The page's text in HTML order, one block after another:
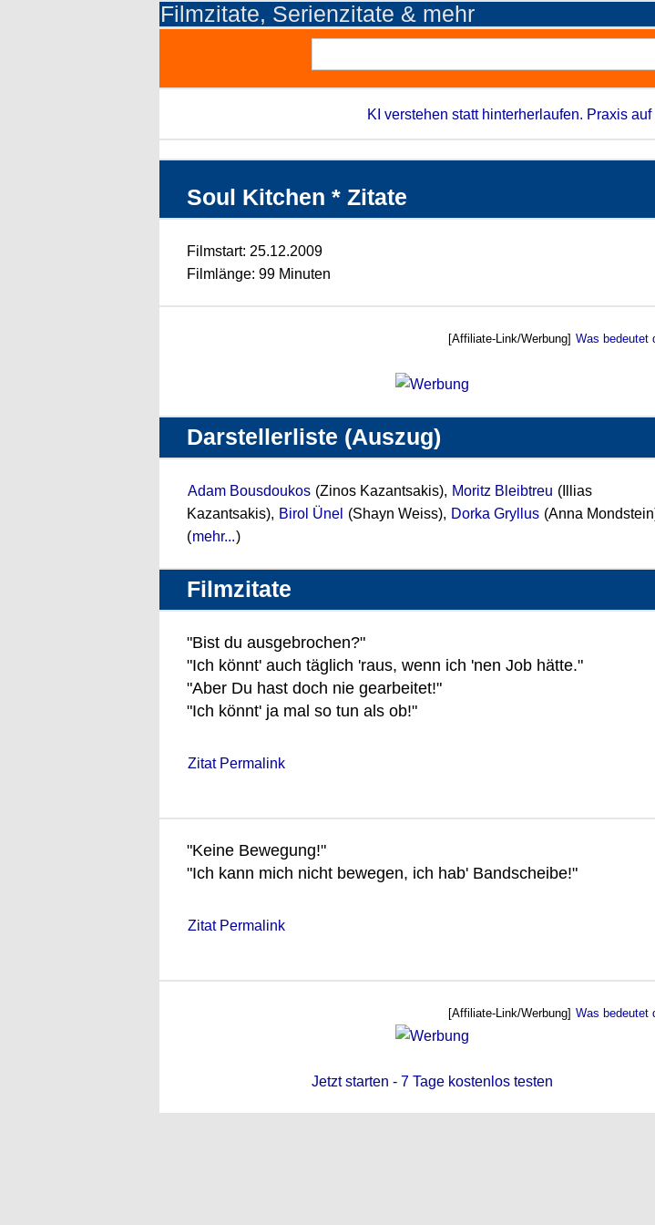
Filmzitate, Serienzitate & mehr
KI verstehen statt hinterherlaufen. Praxis
Soul Kitchen * Zitate
Filmstart: 25.12.2009
Filmlänge: 99 Minuten
[Affiliate-Link/Werbung] Was bedeutet
Darstellerliste (Auszug)
Adam Bousdoukos (Zinos Kazantsakis), Moritz Bleibtreu (Illias
Kazantsakis), Birol Ünel (Shayn Weiss), Dorka Gryllus (Anna
(mehr...)
Filmzitate
"Bist du ausgebrochen?"
"Ich könnt' auch täglich 'raus, wenn ich 'nen Job hätte."
"Aber Du hast doch nie gearbeitet!"
"Ich könnt' ja mal so tun als ob!"
Zitat Permalink
"Keine Bewegung!"
"Ich kann mich nicht bewegen, ich hab' Bandscheibe!"
Zitat Permalink
[Affiliate-Link/Werbung] Was bedeutet
Jetzt starten - 7 Tage kostenlos testen